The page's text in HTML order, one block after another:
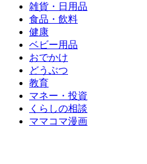
雑貨・日用品
食品・飲料
健康
ベビー用品
おでかけ
どうぶつ
教育
マネー・投資
くらしの相談
ママコマ漫画